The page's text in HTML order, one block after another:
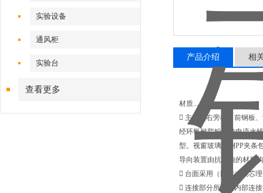
实验设备
通风柜
实验台
查看更多
产品介绍 相
材质......
 主体左右旁板、前钢板
经环氧树脂粉末静电流水
型。视窗玻璃两侧PP夹条
导向装置由抗腐蚀的材质
 台面采用（国产）实芯
 连接部分所有的内部连